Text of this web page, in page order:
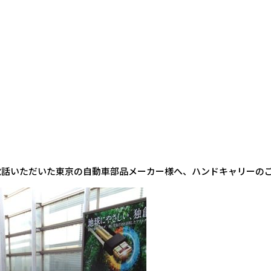
いただいた東京の自動車部品メーカー様へ、ハンドキャリーの